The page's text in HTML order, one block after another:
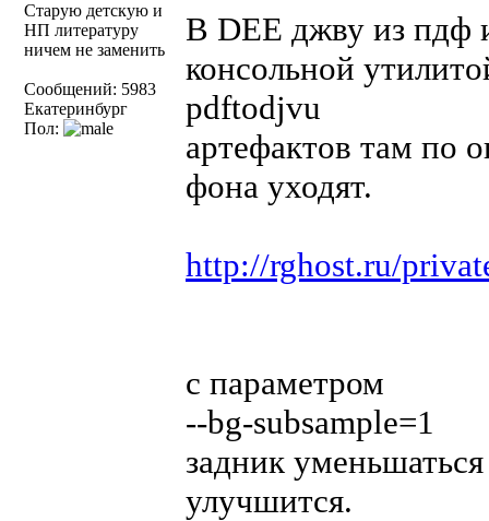
Старую детскую и
НП литературу
ничем не заменить
Сообщений: 5983
Екатеринбург
Пол:
В DEE джву из пдф
консольной
pdftodjvu
артефактов там по
фона уходят.
http://rghost.ru/
с параметром
--bg-subsample=1
задник
улучшится.